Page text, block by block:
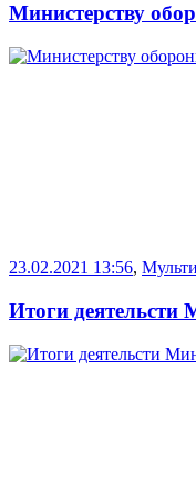
Министерству
23.02.2021 13:56,
Итоги